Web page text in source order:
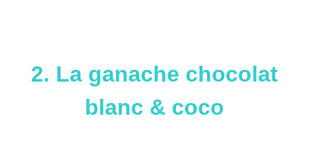
2. La ganache chocolat
blanc & coco